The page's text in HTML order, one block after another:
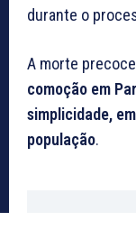
durante o
A morte
comoção em
simplicidade,
população.